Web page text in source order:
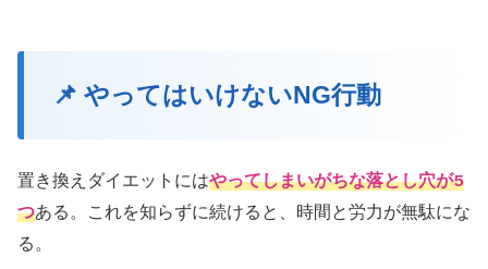
📌 やってはいけないNG行動
置き換えダイエットにはやってしまいがちな落とし穴が5
つある。これを知らずに続けると、時間と労力が無駄にな
る。